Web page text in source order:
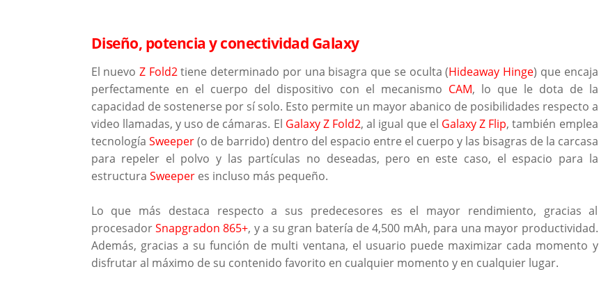
Diseño, potencia y conectividad Galaxy
El nuevo Z Fold2tiene determinado por una bisagra que se oculta (Hideaway Hinge) que encaja
perfectamente en el cuerpo del dispositivo con el mecanismo CAM, lo que le dota de la
capacidad de sostenerse por sí solo. Esto permite un mayor abanico de posibilidades respecto a
video llamadas, y uso de cámaras. El Galaxy Z Fold2, al igual que el Galaxy Z Flip, también emplea
tecnología Sweeper(o de barrido) dentro del espacio entre el cuerpo y las bisagras de la carcasa
para repeler el polvo y las partículas no deseadas, pero en este caso, el espacio para la
estructura Sweeperes incluso más pequeño.
Lo que más destaca respecto a sus predecesores es el mayor rendimiento, gracias al
procesadorSnapgradon 865+, y a su gran batería de 4,500 mAh, para una mayor productividad.
Además, gracias a su función de multi ventana, el usuario puede maximizar cada momento y
disfrutar al máximo de su contenido favorito en cualquier momento y en cualquier lugar.